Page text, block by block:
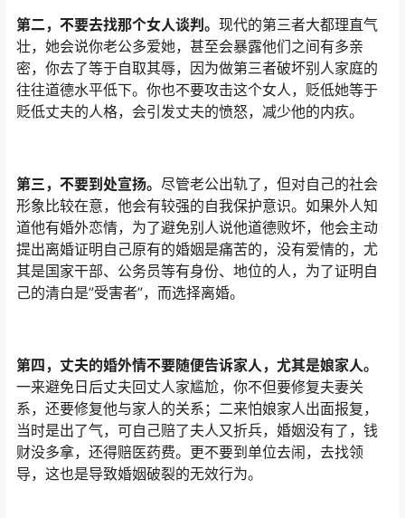
第二，不要去找那个女人谈判。 现代的第三者大都理直气
壮，她会说你老公多爱她，甚至会暴露他们之间有多亲
密，你去了等于自取其辱，因为做第三者破坏别人家庭的
往往道德水平低下。你也不要攻击这个女人，贬低她等于
贬低丈夫的人格，会引发丈夫的愤怒，减少他的内疚。
第三，不要到处宣扬。 尽管老公出轨了，但对自己的社会
形象比较在意，他会有较强的自我保护意识。如果外人知
道他有婚外恋情，为了避免别人说他道德败坏，他会主动
提出离婚证明自己原有的婚姻是痛苦的，没有爱情的，尤
其是国家干部、公务员等有身份、地位的人，为了证明自
己的清白是”受害者”，而选择离婚。
第四，丈夫的婚外情不要随便告诉家人，尤其是娘家人。
一来避免日后丈夫回丈人家尴尬，你不但要修复夫妻关
系，还要修复他与家人的关系；二来怕娘家人出面报复，
当时是出了气，可自己赔了夫人又折兵，婚姻没有了，钱
财没多拿，还得赔医药费。更不要到单位去闹，去找领
导，这也是导致婚姻破裂的无效行为。